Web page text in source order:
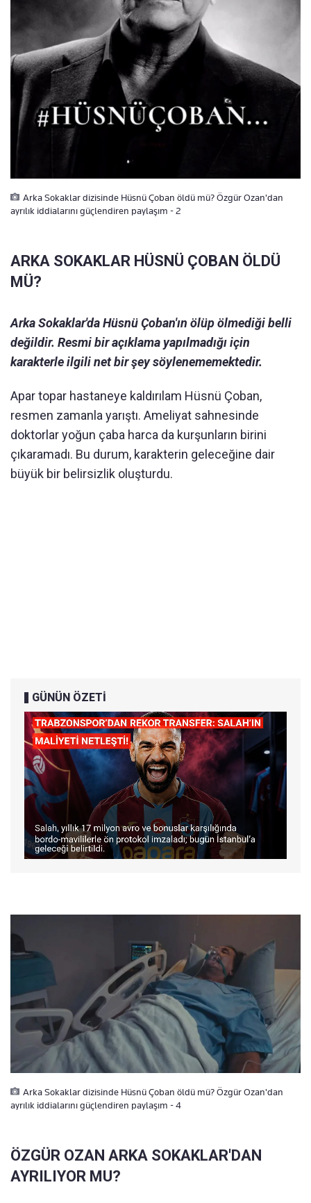
Arka Sokaklar dizisinde Hüsnü Çoban öldü mü? Özgür Ozan'dan
ayrılık iddialarını güçlendiren paylaşım - 2
ARKA SOKAKLAR HÜSNÜ ÇOBAN ÖLDÜ
MÜ?
Arka Sokaklar'da Hüsnü Çoban'ın ölüp ölmediği belli
değildir. Resmi bir açıklama yapılmadığı için
karakterle ilgili net bir şey söylenememektedir.
Apar topar hastaneye kaldırılam Hüsnü Çoban,
resmen zamanla yarıştı. Ameliyat sahnesinde
doktorlar yoğun çaba harca da kurşunların birini
çıkaramadı. Bu durum, karakterin geleceğine dair
büyük bir belirsizlik oluşturdu.
GÜNÜN ÖZETİ
Arka Sokaklar dizisinde Hüsnü Çoban öldü mü? Özgür Ozan'dan
ayrılık iddialarını güçlendiren paylaşım - 4
ÖZGÜR OZAN ARKA SOKAKLAR'DAN
AYRILIYOR MU?